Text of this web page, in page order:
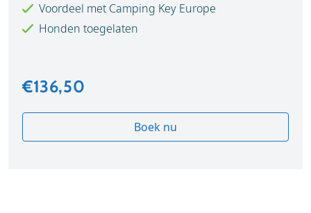
Voordeel met Camping Key Europe
Honden toegelaten
€136,50
Boek nu